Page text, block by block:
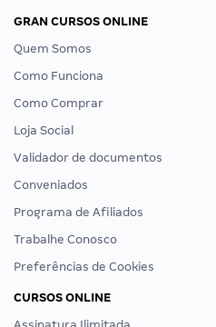
GRAN CURSOS ONLINE
Quem Somos
Como Funciona
Como Comprar
Loja Social
Validador de documentos
Conveniados
Programa de Afiliados
Trabalhe Conosco
Preferências de Cookies
CURSOS ONLINE